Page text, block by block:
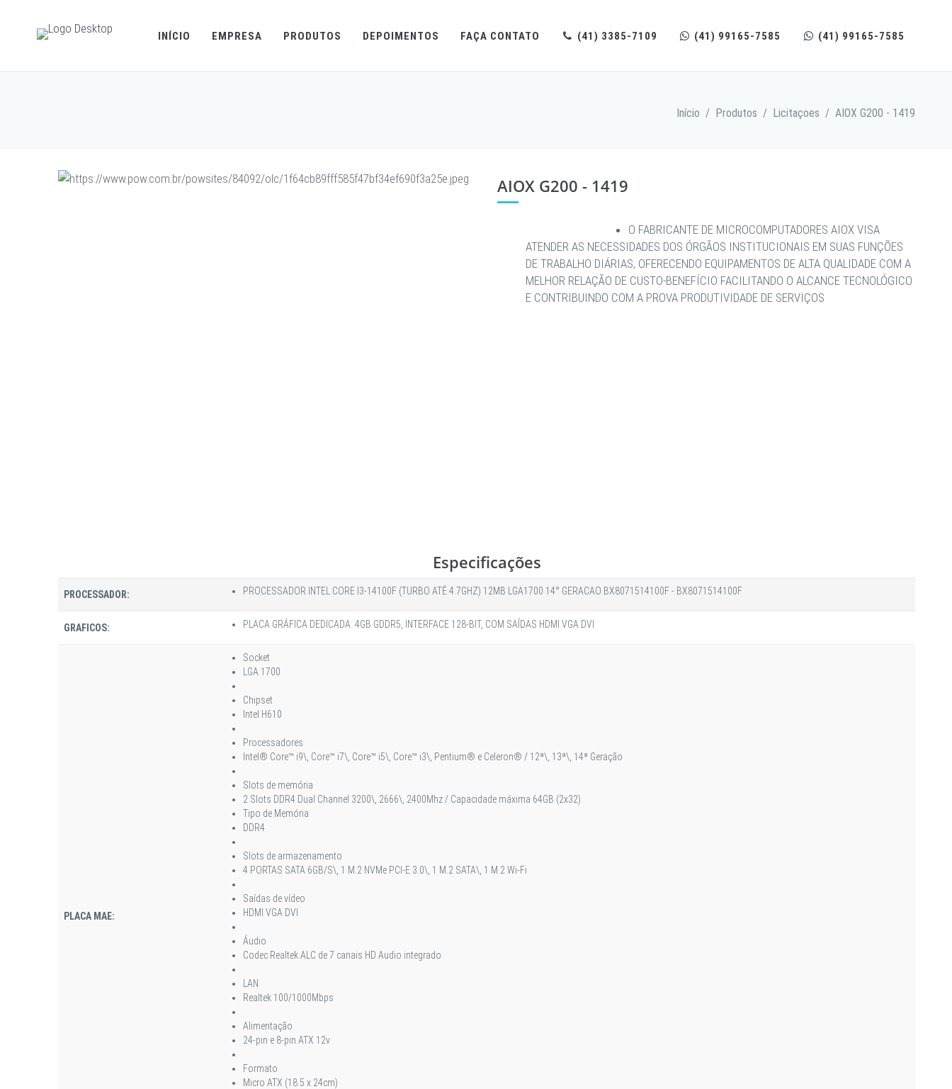
INÍCIO EMPRESA PRODUTOS DEPOIMENTOS FAÇA CONTATO (41) 3385-7109 (41) 99165-7585 (41) 99165-7585
Início / Produtos / Licitaçoes / AIOX G200 - 1419
AIOX G200 - 1419
O FABRICANTE DE MICROCOMPUTADORES AIOX VISA
ATENDER AS NECESSIDADES DOS ÓRGÃOS INSTITUCIONAIS EM SUAS FUNÇÕES
DE TRABALHO DIÁRIAS, OFERECENDO EQUIPAMENTOS DE ALTA QUALIDADE COM A
MELHOR RELAÇÃO DE CUSTO-BENEFÍCIO FACILITANDO O ALCANCE TECNOLÓGICO
E CONTRIBUINDO COM A PROVA PRODUTIVIDADE DE SERVIÇOS
Especificações
PROCESSADOR: PROCESSADOR INTEL CORE I3-14100F (TURBO ATÉ 4.7GHZ) 12MB LGA1700 14° GERACAO BX8071514100F - BX8071514100F
GRAFICOS: PLACA GRÁFICA DEDICADA: 4GB GDDR5, INTERFACE 128-BIT, COM SAÍDAS HDMI VGA DVI
PLACA MAE:
Socket
LGA 1700
Chipset
Intel H610
Processadores
Intel® Core™ i9\, Core™ i7\, Core™ i5\, Core™ i3\, Pentium® e Celeron® / 12ª\, 13ª\, 14ª Geração
Slots de memória
2 Slots DDR4 Dual Channel 3200\, 2666\, 2400Mhz / Capacidade máxima 64GB (2x32)
Tipo de Memória
DDR4
Slots de armazenamento
4 PORTAS SATA 6GB/S\, 1 M.2 NVMe PCI-E 3.0\, 1 M.2 SATA\, 1 M.2 Wi-Fi
Saídas de vídeo
HDMI VGA DVI
Áudio
Codec Realtek ALC de 7 canais HD Audio integrado
LAN
Realtek 100/1000Mbps
Alimentação
24-pin e 8-pin ATX 12v
Formato
Micro ATX (18.5 x 24cm)